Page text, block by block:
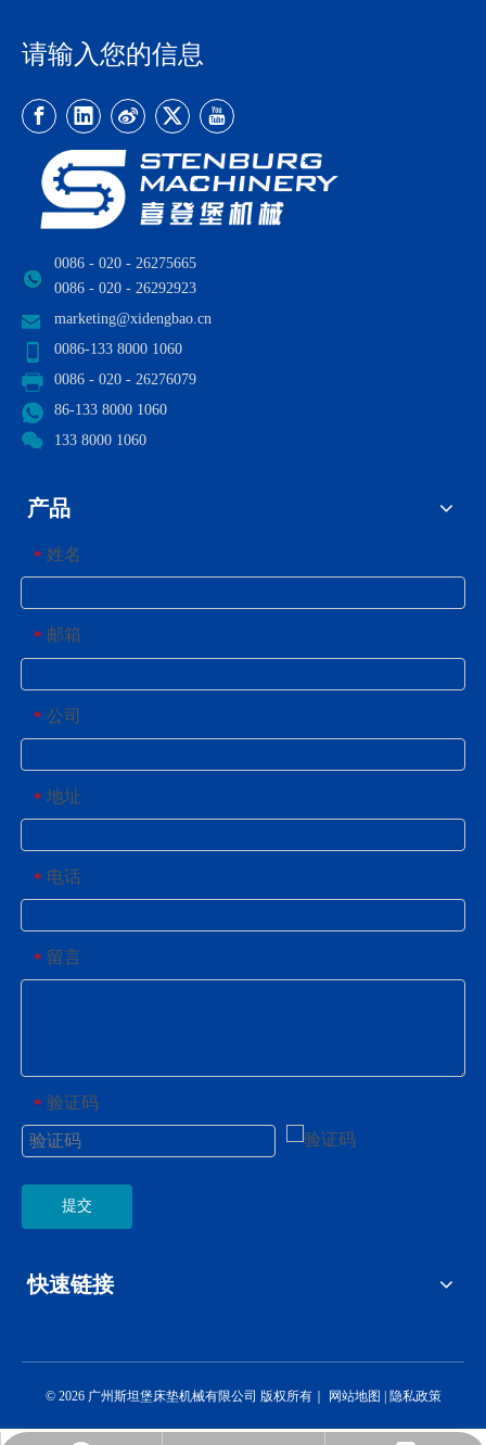
请输入您的信息
0086 - 020 - 26275665
0086 - 020 - 26292923
marketing@xidengbao.cn
0086-133 8000 1060
0086 - 020 - 26276079
86-133 8000 1060
133 8000 1060
产品
* 姓名
* 邮箱
* 公司
* 地址
* 电话
* 留言
* 验证码
提交
快速链接
© 2026广州斯坦堡床垫机械有限公司 版权所有｜ 网站地图 | 隐私政策